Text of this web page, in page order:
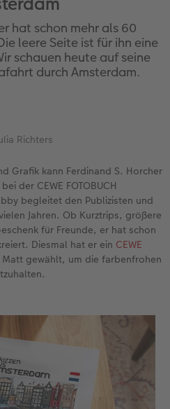
Schuber
VHS
& Formate
Fotos
mit Rahmen
mit Text
Sofortfotos
Sets
gestaltet
hat schon mehr als 60
leere Seite ist für ihn eine
schauen heute auf seine
durch Amsterdam.
Richters
Grafik kann Ferdinand S. Horcher
der CEWE FOTOBUCH
begleitet den Publizisten und
Jahren. Ob Kurztrips, größere
für Freunde, er hat schon
Diesmal hat er ein CEWE
gewählt, um die farbenfrohen